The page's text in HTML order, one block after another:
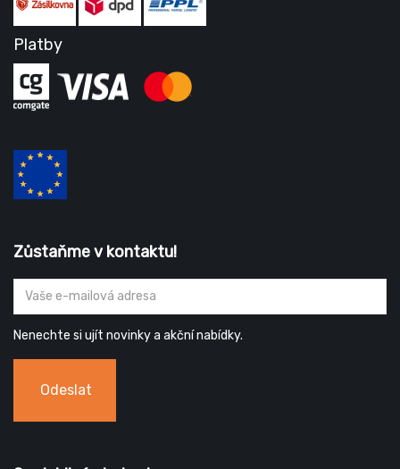
Platby
Zůstaňme v kontaktu!
Nenechte si ujít novinky a akční nabídky.
Odeslat